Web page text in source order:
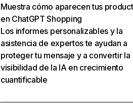
Muestra cómo aparecen tus
en ChatGPT Shopping
Los informes personalizables y la
asistencia de expertos te ayudan a
proteger tu mensaje y a convertir la
visibilidad de la IA en crecimiento
cuantificable